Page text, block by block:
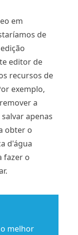
em
de
editor de
recursos de
exemplo,
a
apenas
obter o
d'água
fazer o
melhor